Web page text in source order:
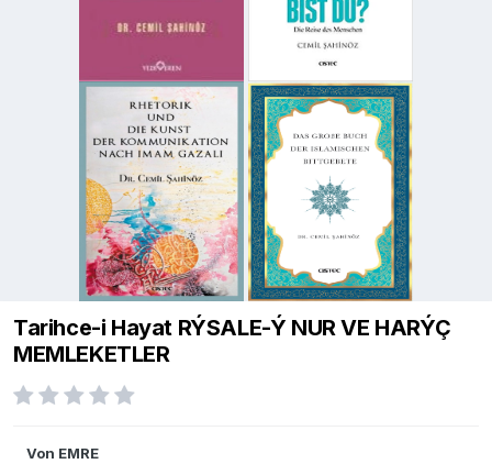
Tarihce-i Hayat RÝSALE-Ý NUR VE HARÝÇ
MEMLEKETLER
Von EMRE